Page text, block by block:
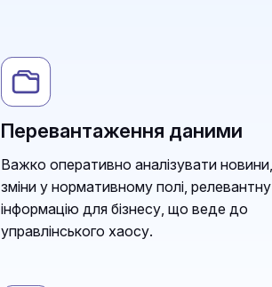
Перевантаження даними
Важко оперативно аналізувати новини,
зміни у нормативному полі, релевантну
інформацію для бізнесу, що веде до
управлінського хаосу.